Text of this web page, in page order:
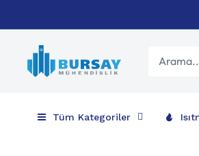
geç
Bursay
Tüm Kategoriler